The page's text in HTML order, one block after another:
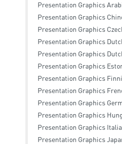
Presentation Graphics
Presentation Graphics
Presentation Graphics
Presentation Graphics
Presentation Graphics
Presentation Graphics
Presentation Graphics
Presentation Graphics
Presentation Graphics
Presentation Graphics
Presentation Graphics
Presentation Graphics